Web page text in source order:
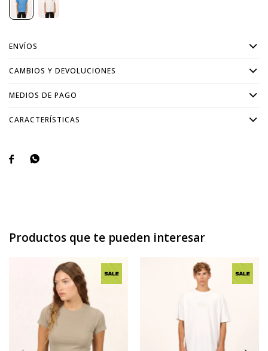
ENVÍOS
CAMBIOS Y DEVOLUCIONES
MEDIOS DE PAGO
CARACTERÍSTICAS
 
Productos que te pueden interesar